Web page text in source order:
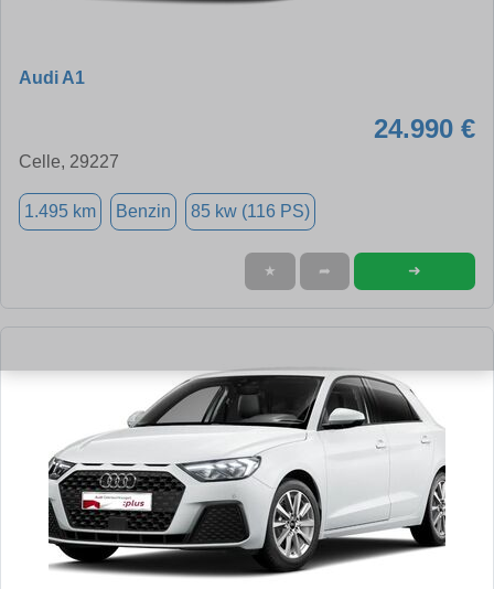
Audi A1
24.990 €
Celle, 29227
1.495 km Benzin 85 kw (116 PS)
★ ➦ ➜